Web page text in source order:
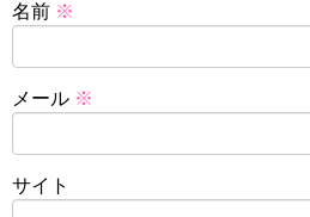
名前 ※
メール ※
サイト